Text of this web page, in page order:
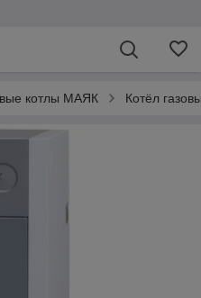
котлы МАЯК Котёл